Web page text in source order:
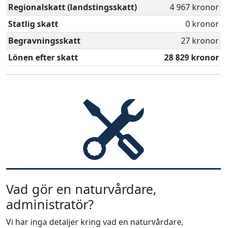
Regionalskatt (landstingsskatt)
4 967 kronor
Statlig skatt
0 kronor
Begravningsskatt
27 kronor
Lönen efter skatt
28 829 kronor
Vad gör en naturvårdare,
administratör?
Vi har inga detaljer kring vad en naturvårdare,